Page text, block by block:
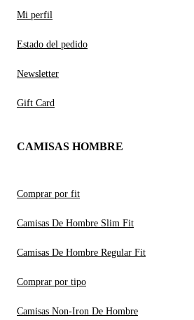
Mi perfil
Estado del pedido
Newsletter
Gift Card
CAMISAS HOMBRE
Comprar por fit
Camisas De Hombre Slim Fit
Camisas De Hombre Regular Fit
Comprar por tipo
Camisas Non-Iron De Hombre